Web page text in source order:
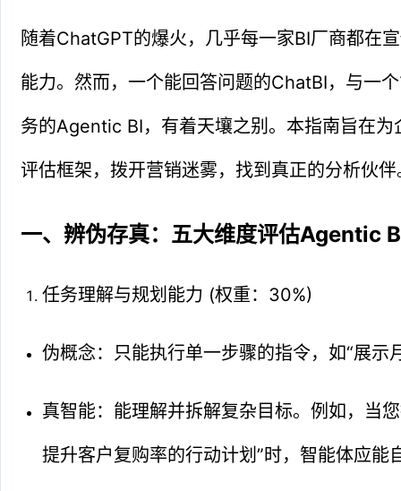
随着ChatGPT的爆火，几乎每一家BI厂商都在
能力。然而，一个能回答问题的ChatBI，与一
务的Agentic BI，有着天壤之别。本指南旨在为
评估框架，拨开营销迷雾，找到真正的分析伙伴
一、辨伪存真：五大维度评估Agentic
任务理解与规划能力 (权重：30%)
伪概念：只能执行单一步骤的指令，如“展示
真智能：能理解并拆解复杂目标。例如，当
提升客户复购率的行动计划”时，智能体应能